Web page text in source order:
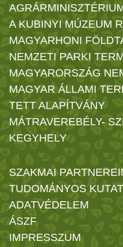
A KUBINYI MÚZEUM
MAGYARHONI
NEMZETI PARKI
MAGYARORSZÁG
MAGYAR ÁLLAMI
TETT ALAPÍTVÁNY
MÁTRAVEREBÉLY-
KEGYHELY
SZAKMAI
TUDOMÁNYOS
ADATVÉDELEM
ÁSZF
IMPRESSZUM